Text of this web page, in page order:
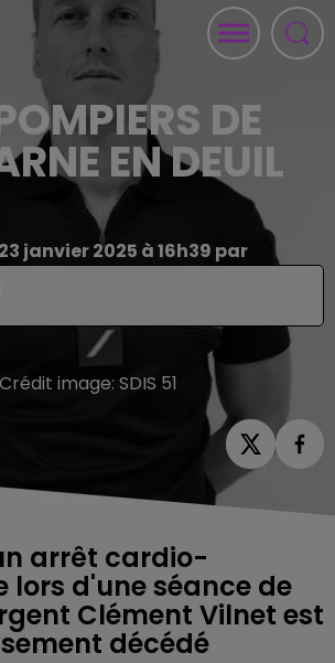
DE
EN DEUIL
janvier 2025 à 16h39 par
Crédit image: SDIS 51
arrêt cardio-
lors d'une séance de
Clément Vilnet est
décédé